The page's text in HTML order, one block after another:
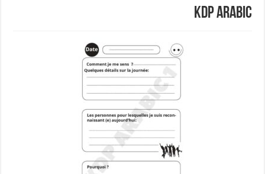
KDP ARABIC